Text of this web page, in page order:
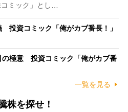
ミック」とし…
投資コミック「俺がカブ番長！」
の極意 投資コミック「俺がカブ番
一覧を見る
株を探せ！